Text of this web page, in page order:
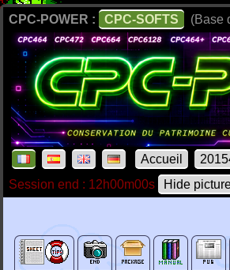
CPC-POWER : CPC-SOFTS (Base
Accueil
Session end : 12h00m00s
Hide